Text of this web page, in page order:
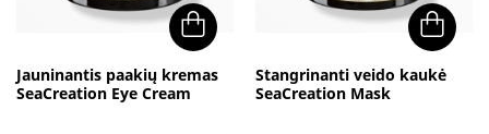
Jauninantis paakių kremas
SeaCreation Eye Cream
Stangrinanti veido kaukė
SeaCreation Mask